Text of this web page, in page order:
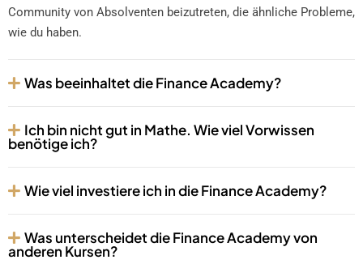
Community von Absolventen beizutreten, die ähnliche Probleme,
wie du haben.
Was beeinhaltet die Finance Academy?
Ich bin nicht gut in Mathe. Wie viel Vorwissen
benötige ich?
Wie viel investiere ich in die Finance Academy?
Was unterscheidet die Finance Academy von
anderen Kursen?